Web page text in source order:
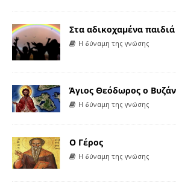
Στα αδικοχαμένα παιδιά
Η δύναμη της γνώσης
Άγιος Θεόδωρος ο
Η δύναμη της γνώσης
Ο Γέρος
Η δύναμη της γνώσης